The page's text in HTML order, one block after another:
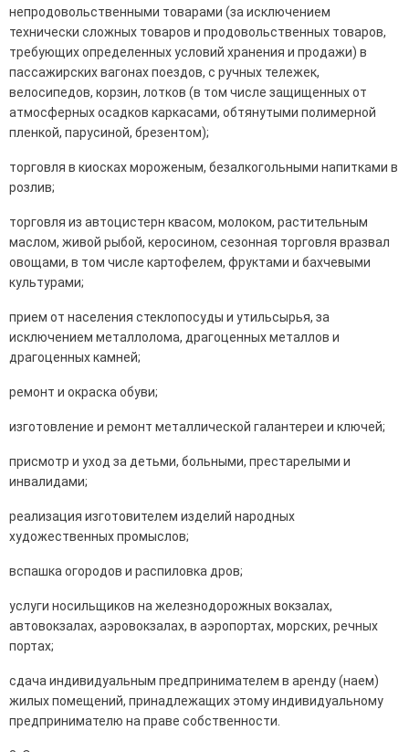
непродовольственными товарами (за исключением
технически сложных товаров и продовольственных товаров,
требующих определенных условий хранения и продажи) в
пассажирских вагонах поездов, с ручных тележек,
велосипедов, корзин, лотков (в том числе защищенных от
атмосферных осадков каркасами, обтянутыми полимерной
пленкой, парусиной, брезентом);
торговля в киосках мороженым, безалкогольными напитками в
розлив;
торговля из автоцистерн квасом, молоком, растительным
маслом, живой рыбой, керосином, сезонная торговля вразвал
овощами, в том числе картофелем, фруктами и бахчевыми
культурами;
прием от населения стеклопосуды и утильсырья, за
исключением металлолома, драгоценных металлов и
драгоценных камней;
ремонт и окраска обуви;
изготовление и ремонт металлической галантереи и ключей;
присмотр и уход за детьми, больными, престарелыми и
инвалидами;
реализация изготовителем изделий народных
художественных промыслов;
вспашка огородов и распиловка дров;
услуги носильщиков на железнодорожных вокзалах,
автовокзалах, аэровокзалах, в аэропортах, морских, речных
портах;
сдача индивидуальным предпринимателем в аренду (наем)
жилых помещений, принадлежащих этому индивидуальному
предпринимателю на праве собственности.